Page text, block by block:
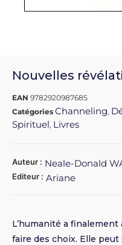
Nouvelles
EAN 9782920987685
Catégories Channeling,
Spirituel, Livres
Auteur : Neale-Donald
Editeur : Ariane
L’humanité a
faire des choix. Elle peut